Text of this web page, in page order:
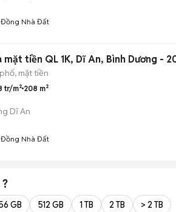
Đồng Nhà Đất
mặt tiền QL 1K, Dĩ An, Bình Dương -
mặt tiền
tr/m² 208 m²
Dĩ An
Đồng Nhà Đất
GB 512 GB 1 TB 2 TB > 2 TB